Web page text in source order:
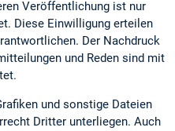
Veröffentlichung ist nur
Diese Einwilligung erteilen
Der Nachdruck
und Reden sind mit
und sonstige Dateien
Dritter unterliegen. Auch